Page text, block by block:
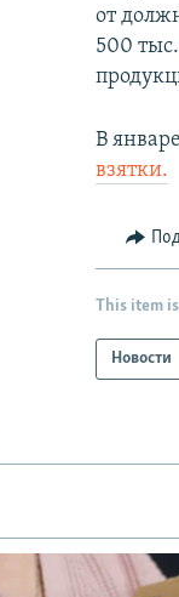
от
500
В
взятки.
This item
Новости